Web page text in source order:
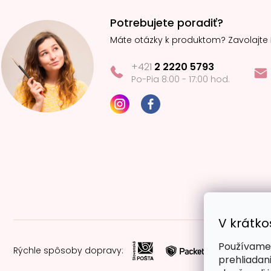
V
Potrebujete poradiť?
Máte otázky k produktom? Zavolajte
+421 2 2220 5793
Po-Pia 8:00 - 17:00 hod.
Rýchle spôsoby dopravy: